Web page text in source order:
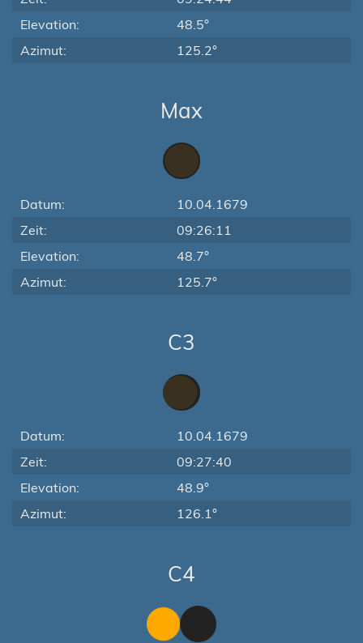
Elevation:
48.5°
Azimut:
125.2°
Max
Datum:
10.04.1679
Zeit:
09:26:11
Elevation:
48.7°
Azimut:
125.7°
C3
Datum:
10.04.1679
Zeit:
09:27:40
Elevation:
48.9°
Azimut:
126.1°
C4